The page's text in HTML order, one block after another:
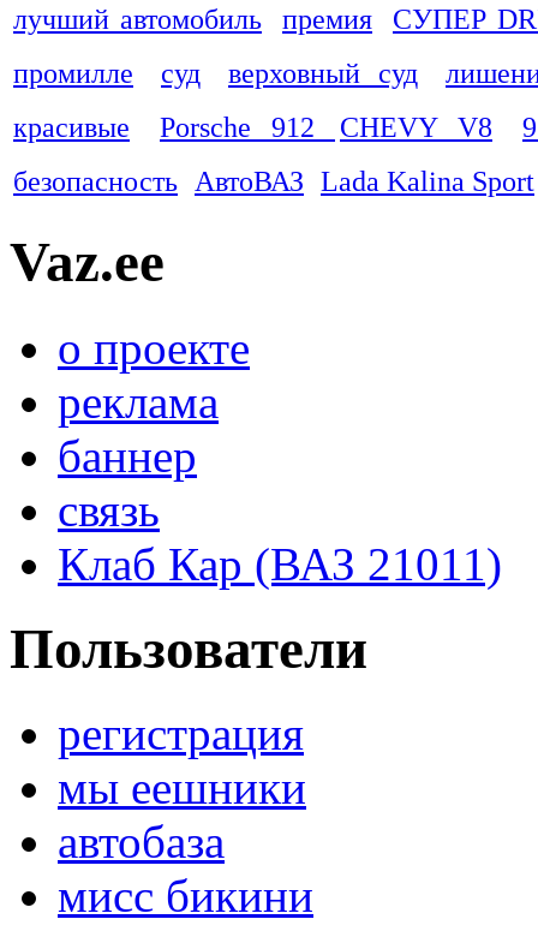
лучший автомобиль
премия
СУПЕР
промилле
суд верховный суд
красивые
Porsche 912 CHEVY V8
безопасность АвтоВАЗ Lada Kalina Sport
Vaz.ee
о проекте
реклама
баннер
связь
Клаб Кар (ВАЗ 21011)
Пользователи
регистрация
мы еешники
автобаза
мисс бикини